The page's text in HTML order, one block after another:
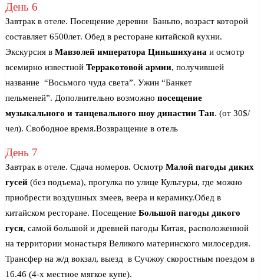
День 6
Завтрак в отеле. Посещение деревни Баньпо, возраст которой
составляет 6500лет. Обед в ресторане китайской кухни.
Экскурсия в Мавзолей императора Циньшихуана и осмотр
всемирно известной Терракотовой армии, получившей
название “Восьмого чуда света”. Ужин “Банкет
пельменей”. Дополнительно возможно посещение
музыкального и танцевального шоу династии Тан. (от 30$/
чел). Свободное время.Возвращение в отель
День 7
Завтрак в отеле. Сдача номеров. Осмотр Малой пагоды диких
гусей (без подъема), прогулка по улице Культуры, где можно
приобрести воздушных змеев, веера и керамику.Обед в
китайском ресторане. Посещение Большой пагоды дикого
гуся, самой большой и древней пагоды Китая, расположенной
на территории монастыря Великого материнского милосердия.
Трансфер на ж/д вокзал, выезд в Сучжоу скоростным поездом в
16.46 (4-х местное мягкое купе).